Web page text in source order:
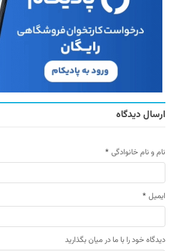
ارسال دیدگاه
نام و نام خانوادگی *
ایمیل *
دیدگاه خود را با ما در میان بگذارید